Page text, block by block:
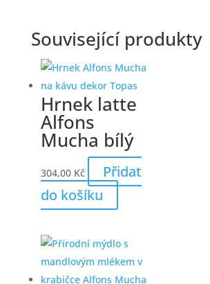
Související produkty
Hrnek latte
Alfons
Mucha bílý
304,00 Kč
Přidat
do košíku